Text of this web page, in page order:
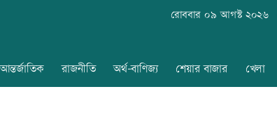
রোববার ০৯ আগস্ট ২০২৬
আন্তর্জাতিক রাজনীতি অর্থ-বাণিজ্য শেয়ার বাজার খেলা